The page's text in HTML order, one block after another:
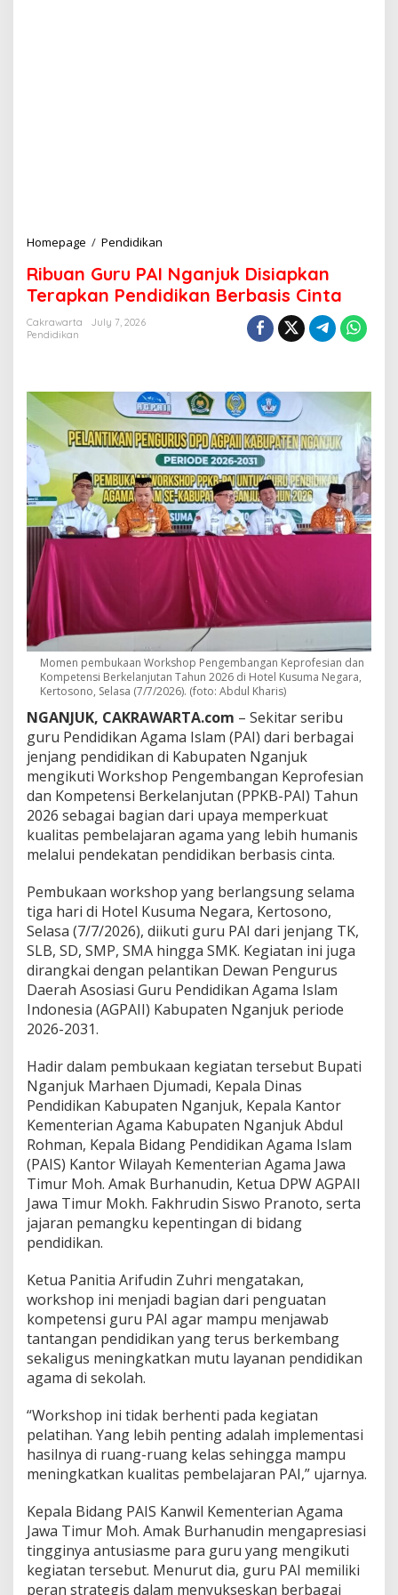
Homepage / Pendidikan
b
u
a
P
A
I
N
g
a
n
j
u
i
a
k
a
n
e
r
a
p
k
a
n
P
e
n
i
d
i
k
a
n
B
e
s
i
s
C
i
n
t
a
Ribuan Guru PAI Nganjuk Disiapkan
Terapkan Pendidikan Berbasis Cinta
Cakrawarta
July 7, 2026
Pendidikan
Momen pembukaan Workshop Pengembangan Keprofesian dan
Kompetensi Berkelanjutan Tahun 2026 di Hotel Kusuma Negara,
Kertosono, Selasa (7/7/2026). (foto: Abdul Kharis)
NGANJUK, CAKRAWARTA.com – Sekitar seribu
guru Pendidikan Agama Islam (PAI) dari berbagai
jenjang pendidikan di Kabupaten Nganjuk
mengikuti Workshop Pengembangan Keprofesian
dan Kompetensi Berkelanjutan (PPKB-PAI) Tahun
2026 sebagai bagian dari upaya memperkuat
kualitas pembelajaran agama yang lebih humanis
melalui pendekatan pendidikan berbasis cinta.
Pembukaan workshop yang berlangsung selama
tiga hari di Hotel Kusuma Negara, Kertosono,
Selasa (7/7/2026), diikuti guru PAI dari jenjang TK,
SLB, SD, SMP, SMA hingga SMK. Kegiatan ini juga
dirangkai dengan pelantikan Dewan Pengurus
Daerah Asosiasi Guru Pendidikan Agama Islam
Indonesia (AGPAII) Kabupaten Nganjuk periode
2026-2031.
Hadir dalam pembukaan kegiatan tersebut Bupati
Nganjuk Marhaen Djumadi, Kepala Dinas
Pendidikan Kabupaten Nganjuk, Kepala Kantor
Kementerian Agama Kabupaten Nganjuk Abdul
Rohman, Kepala Bidang Pendidikan Agama Islam
(PAIS) Kantor Wilayah Kementerian Agama Jawa
Timur Moh. Amak Burhanudin, Ketua DPW AGPAII
Jawa Timur Mokh. Fakhrudin Siswo Pranoto, serta
jajaran pemangku kepentingan di bidang
pendidikan.
Ketua Panitia Arifudin Zuhri mengatakan,
workshop ini menjadi bagian dari penguatan
kompetensi guru PAI agar mampu menjawab
tantangan pendidikan yang terus berkembang
sekaligus meningkatkan mutu layanan pendidikan
agama di sekolah.
“Workshop ini tidak berhenti pada kegiatan
pelatihan. Yang lebih penting adalah implementasi
hasilnya di ruang-ruang kelas sehingga mampu
meningkatkan kualitas pembelajaran PAI,” ujarnya.
Kepala Bidang PAIS Kanwil Kementerian Agama
Jawa Timur Moh. Amak Burhanudin mengapresiasi
tingginya antusiasme para guru yang mengikuti
kegiatan tersebut. Menurut dia, guru PAI memiliki
peran strategis dalam menyukseskan berbagai